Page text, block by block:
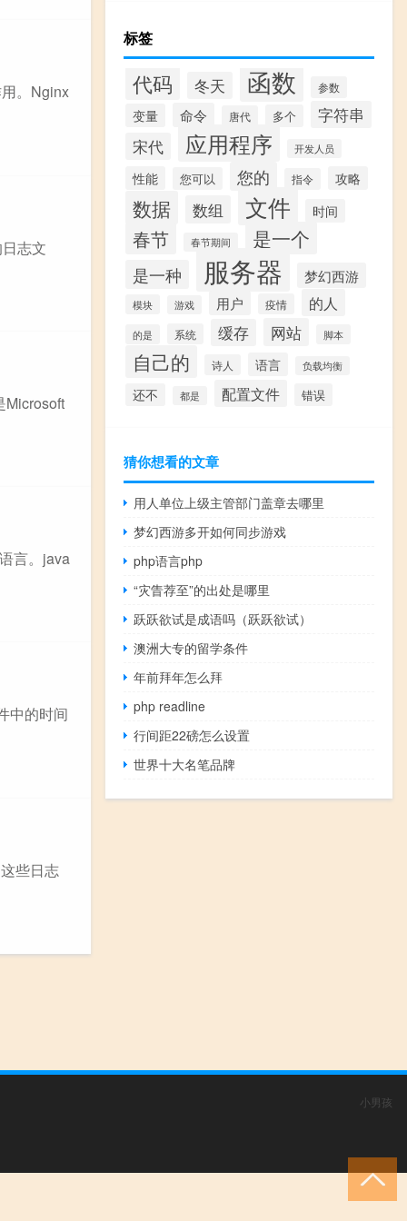
。Nginx
志文
Microsoft
言。java
中的时间
些日志
标签
代码 冬天 函数 参数
变量 命令 唐代 多个
字符串
宋代
应用程序 开发人员
性能 您可以 您的 指令 攻略
数据 数组 文件 时间
春节 春节期间 是一个
是一种 服务器 梦幻西游
模块 游戏 用户 疫情 的人
的是 系统 缓存 网站 脚本
自己的 诗人 语言 负载均衡
还不 都是 配置文件 错误
猜你想看的文章
用人单位上级主管部门盖章去哪里
梦幻西游多开如何同步游戏
php语言php
“灾眚荐至”的出处是哪里
跃跃欲试是成语吗（跃跃欲试）
澳洲大专的留学条件
年前拜年怎么拜
php readline
行间距22磅怎么设置
世界十大名笔品牌
小男孩